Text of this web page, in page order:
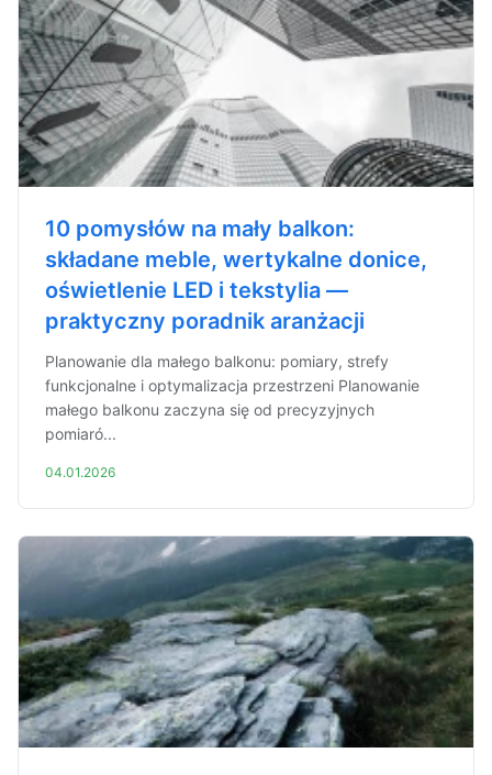
10 pomysłów na mały balkon:
składane meble, wertykalne donice,
oświetlenie LED i tekstylia —
praktyczny poradnik aranżacji
Planowanie dla małego balkonu: pomiary, strefy
funkcjonalne i optymalizacja przestrzeni Planowanie
małego balkonu zaczyna się od precyzyjnych
pomiaró...
04.01.2026